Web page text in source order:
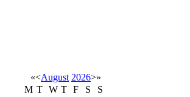
«<August 2026>»
M T W T F S
S